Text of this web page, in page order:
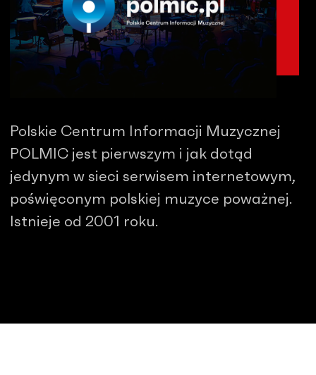
Polskie Centrum Informacji Muzycznej
POLMIC jest pierwszym i jak dotąd
jedynym w sieci serwisem internetowym,
poświęconym polskiej muzyce poważnej.
Istnieje od 2001 roku.